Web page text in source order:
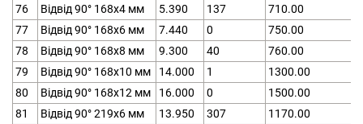
76
Відвід 90° 168х4 мм 5.390 137
710.00
77
Відвід 90° 168х6 мм 7.440 0
750.00
78
Відвід 90° 168х8 мм 9.300 40
760.00
79
Відвід 90° 168х10 мм 14.000 1
1300.00
80
Відвід 90° 168х12 мм 16.000 0
1500.00
81
Відвід 90° 219х6 мм 13.950 307
1170.00